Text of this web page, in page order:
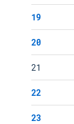
19
20
21
22
23